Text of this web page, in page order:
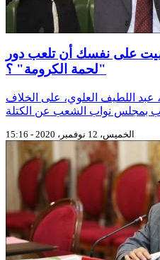
على نفسك أن تلعب دور
"لحمة الكرومة" ؟
عبد اللطيف العلوي، على الخلاف
الخميس، 12 نوفمبر، 2020 - 15:16